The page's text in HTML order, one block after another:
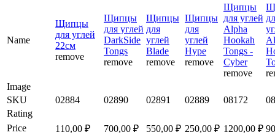
Name
Щипцы
для углей
22см
remove
Щипцы
для углей
DarkSide
Tongs
remove
Щипцы
для
углей
Blade
remove
Щипцы
для
углей
Hype
remove
Щипцы
для углей
Alpha
Hookah
Tongs -
Cyber
remove
Image
SKU
02884 02890 02891 02889 08172
Rating
Price
110,00 ₽ 700,00 ₽ 550,00 ₽ 250,00 ₽ 1200,00 ₽